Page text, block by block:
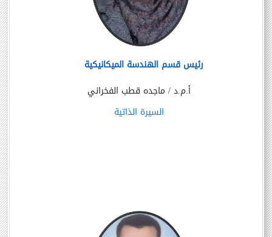
رئيس قسم الهندسة الميكانيكية
أ.م.د / ماجده قطب الفخراني
السيرة الذاتية